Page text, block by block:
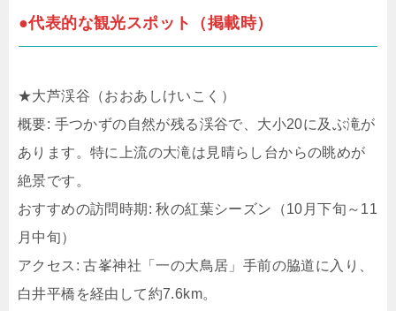
●代表的な観光スポット（掲載時）
★大芦渓谷（おおあしけいこく）
概要: 手つかずの自然が残る渓谷で、大小20に及ぶ滝が
あります。特に上流の大滝は見晴らし台からの眺めが
絶景です。
おすすめの訪問時期: 秋の紅葉シーズン（10月下旬～11
月中旬）
アクセス: 古峯神社「一の大鳥居」手前の脇道に入り、
白井平橋を経由して約7.6km。